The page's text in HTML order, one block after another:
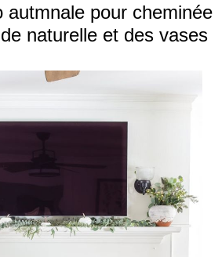
autmnale pour cheminée
naturelle et des vases